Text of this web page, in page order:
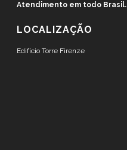
Atendimento em todo Brasil.
LOCALIZAÇÃO
Edifício Torre Firenze